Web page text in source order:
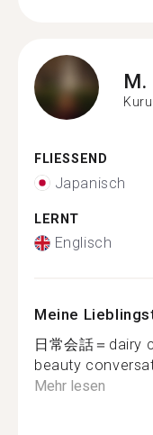
M.
FLIESSEND
Japanisch
LERNT
Englisch
Meine
日常会話＝dairy
beauty
Mehr lesen